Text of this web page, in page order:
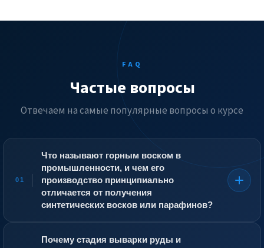
FAQ
Частые вопросы
Отвечаем на самые популярные вопросы о курсе
01
Что называют горным воском в
промышленности, и чем его
производство принципиально
отличается от получения
синтетических восков или парафинов?
получаемый из него очищенный церезин. В отличие от
Почему стадия выварки руды и